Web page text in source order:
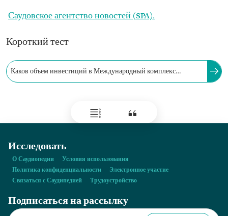
Саудовское агентство новостей (SPA).
Короткий тест
Каков объем инвестиций в Международный комплекс
Исследовать
О Саудиопедии
Условия использования
Политика конфиденциальности
Электронное участие
Связаться с Саудипедией
Трудоустройство
Подписаться на рассылку